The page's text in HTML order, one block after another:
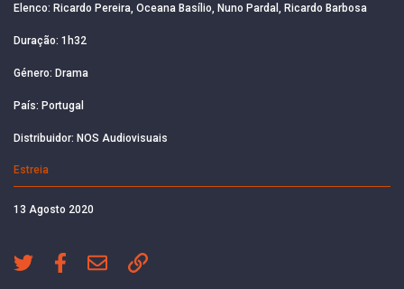
Elenco: Ricardo Pereira, Oceana Basílio, Nuno Pardal, Ricardo Barbosa
Duração: 1h32
Género: Drama
País: Portugal
Distribuidor: NOS Audiovisuais
Estreia
13 Agosto 2020